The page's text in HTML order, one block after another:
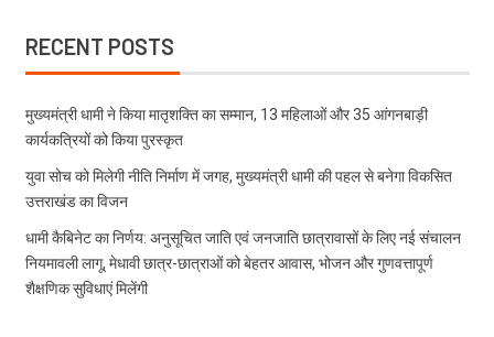
RECENT POSTS
मुख्यमंत्री धामी ने किया मातृशक्ति का सम्मान, 13 महिलाओं और 35 आंगनबाड़ी
कार्यकत्रियों को किया पुरस्कृत
युवा सोच को मिलेगी नीति निर्माण में जगह, मुख्यमंत्री धामी की पहल से बनेगा विकसित
उत्तराखंड का विजन
धामी कैबिनेट का निर्णय: अनुसूचित जाति एवं जनजाति छात्रावासों के लिए नई संचालन
नियमावली लागू, मेधावी छात्र-छात्राओं को बेहतर आवास, भोजन और गुणवत्तापूर्ण
शैक्षणिक सुविधाएं मिलेंगी